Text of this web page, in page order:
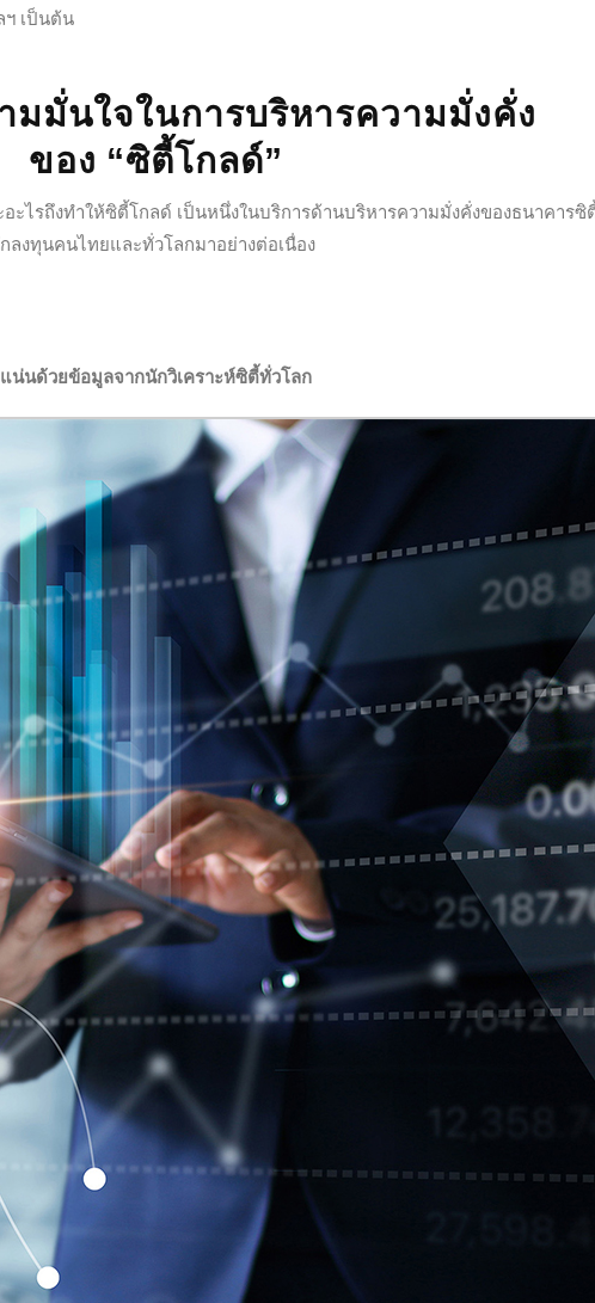
ฯ เป็นต้น
มมั่นใจในการบริหารความมั่งคั่ง
ของ “ซิตี้โกลด์”
ะไรถึงทำให้ซิตี้โกลด์ เป็นหนึ่งในบริการด้านบริหารความมั่งคั่งของธนาคารซิ
ลงทุนคนไทยและทั่วโลกมาอย่างต่อเนื่อง
แน่นด้วยข้อมูลจากนักวิเคราะห์ซิตี้ทั่วโลก